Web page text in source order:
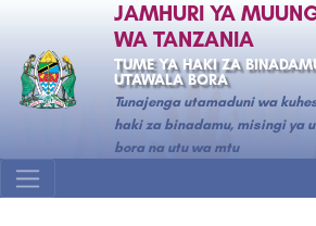
JAMHURI YA
WA TANZANIA
TUME YA HAKI ZA
UTAWALA BORA
Tunajenga utamaduni wa
haki za binadamu, misingi ya
bora na utu wa mtu